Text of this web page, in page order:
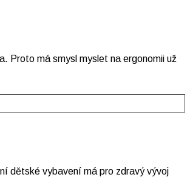
Proto má smysl myslet na ergonomii už
dětské vybavení má pro zdravý vývoj